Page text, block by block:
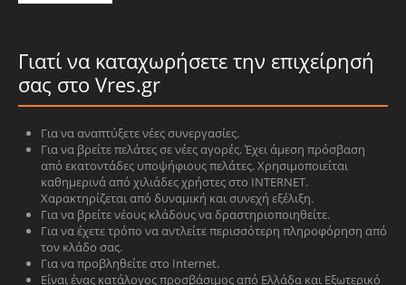
Γιατί να καταχωρήσετε την επιχείρησή
σας στο Vres.gr
Για να αναπτύξετε νέες συνεργασίες.
Για να βρείτε πελάτες σε νέες αγορές. Έχει άμεση πρόσβαση
από εκατοντάδες υποψήφιους πελάτες. Χρησιμοποιείται
καθημερινά από χιλιάδες χρήστες στο INTERNET.
Χαρακτηρίζεται από δυναμική και συνεχή εξέλιξη.
Για να βρείτε νέους κλάδους να δραστηριοποιηθείτε.
Για να έχετε τρόπο να αντλείτε περισσότερη πληροφόρηση από
τον κλάδο σας.
Για να προβληθείτε στο Internet.
Είναι ένας κατάλογος προσβάσιμος από Ελλάδα και Εξωτερικό